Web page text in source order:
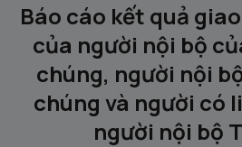
Báo cáo kết quả
của người nội bộ
chúng, người nội
chúng và người có
người nội bộ